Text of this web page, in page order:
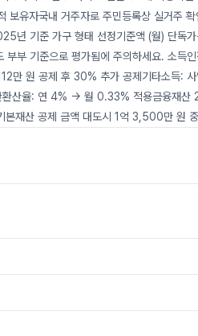
보유자국내 거주자로 주민등록상 실거주
년 기준 가구 형태 선정기준액 (월) 단
부 기준으로 평가됨에 주의하세요. 소득
만 원 공제 후 30% 추가 공제기타소득:
환산율: 연 4% → 월 0.33% 적용금융재산
본재산 공제 금액 대도시 1억 3,500만 원